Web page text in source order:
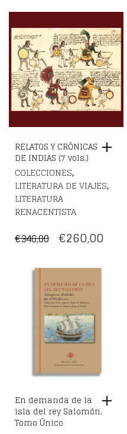
RELATOS Y CRÓNICAS
DE INDIAS (7 vols.)
COLECCIONES,
LITERATURA DE VIAJES,
LITERATURA
RENACENTISTA
€346,00 EL
ORIGINAL
ERA:
€346,00.
€260,00
En demanda de la
isla del rey Salomón.
Tomo Único